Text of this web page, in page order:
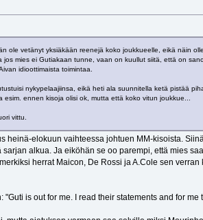
ole vetänyt yksiäkään reenejä koko joukkueelle, eikä näin
mies ei Gutiakaan tunne, vaan on kuullut siitä, että on
idioottimaista toimintaa.
nykypelaajiinsa, eikä heti ala suunnitella ketä pistää
ennen kisoja olisi ok, mutta että koko vitun joukkue...
vittu.
heinä-elokuun vaihteessa johtuen MM-kisoista.
alkua. Ja eiköhän se oo parempi, että mies
herrat Maicon, De Rossi ja A.Cole sen
is out for me. I read their statements and for